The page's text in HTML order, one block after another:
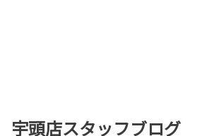
宇頭店スタッフブログ